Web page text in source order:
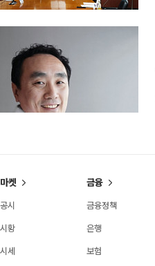
마켓
공시
시황
시세
금융
금융정책
은행
보험